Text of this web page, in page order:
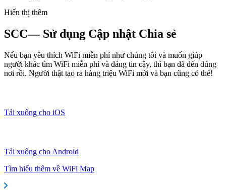
Hiển thị thêm
SCC— Sử dụng Cập nhật Chia sẻ
Nếu bạn yêu thích WiFi miễn phí như chúng tôi và muốn giúp
người khác tìm WiFi miễn phí và đáng tin cậy, thì bạn đã đến đúng
nơi rồi. Người thật tạo ra hàng triệu WiFi mới và bạn cũng có thể!
Tải xuống cho iOS
Tải xuống cho Android
Tìm hiểu thêm về WiFi Map